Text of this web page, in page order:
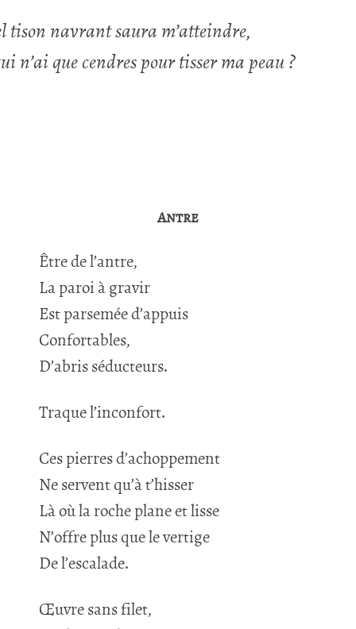
tison navrant saura m’atteindre,
n’ai que cendres pour tis­ser ma peau ?
Antre
Être de l’antre,
La paroi à gravir
Est parsemée d’appuis
Confortables,
D’abris séducteurs.
Traque l’inconfort.
Ces pierres d’achoppement
Ne servent qu’à t’hisser
Là où la roche plane et lisse
N’offre plus que le vertige
De l’escalade.
Œuvre sans filet,